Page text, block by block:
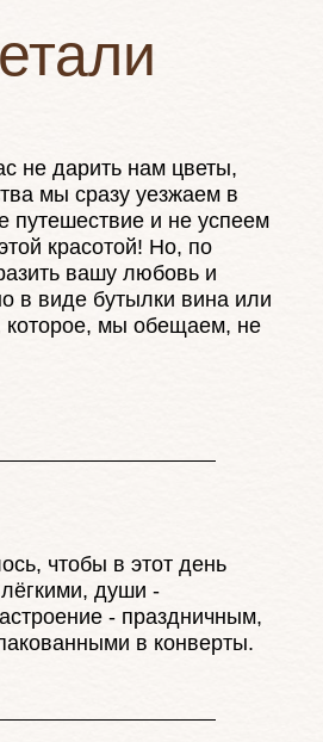
чтобы в этот день
души -
- праздничным,
в конверты.
не дарить нам цветы,
мы сразу уезжаем в
путешествие и не успеем
красотой! Но, по
вашу любовь и
в виде бутылки вина или
которое, мы обещаем, не